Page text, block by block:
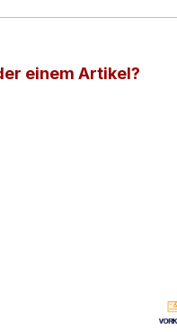
einem Artikel?